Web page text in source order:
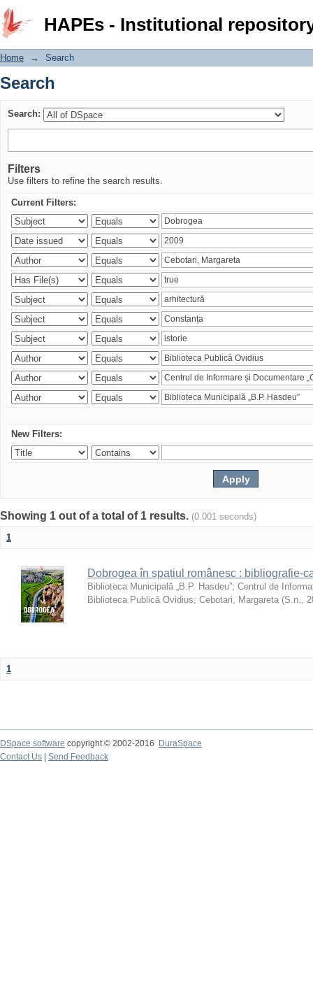
HAPEs - Institutional
Search
Home → Search
Search
Search:
Filters
Use filters to refine the search results.
Current Filters:
New Filters:
Showing 1 out of a total of 1 results. (0.001 seconds)
1
Dobrogea în spațiul românesc : bibliografie-
Biblioteca Municipală „B.P. Hasdeu”; Centrul de
Biblioteca Publică Ovidius; Cebotari, Margareta (S.n.,
1
DSpace software copyright © 2002-2016
DuraSpace
Contact Us
Send Feedback